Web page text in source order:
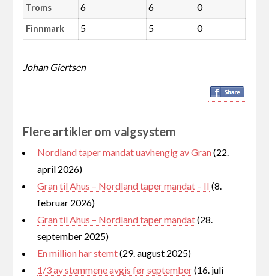
Troms 6 6 0
Finnmark 5 5 0
Johan Giertsen
Flere artikler om valgsystem
Nordland taper mandat uavhengig av Gran(22.
april 2026)
Gran til Ahus – Nordland taper mandat – II (8.
februar 2026)
Gran til Ahus – Nordland taper mandat(28.
september 2025)
En million har stemt(29. august 2025)
1/3 av stemmene avgis før september(16. juli